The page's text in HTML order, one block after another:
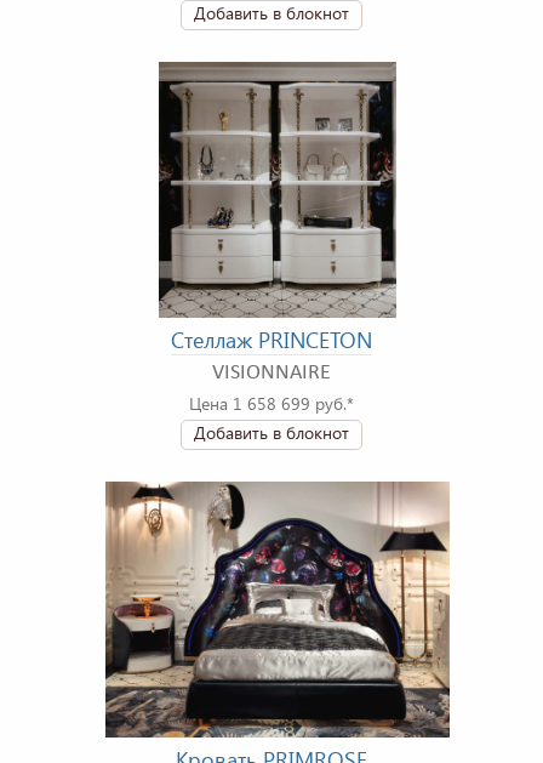
Добавить в блокнот
Стеллаж PRINCETON
VISIONNAIRE
Цена 1 658 699 руб.*
Добавить в блокнот